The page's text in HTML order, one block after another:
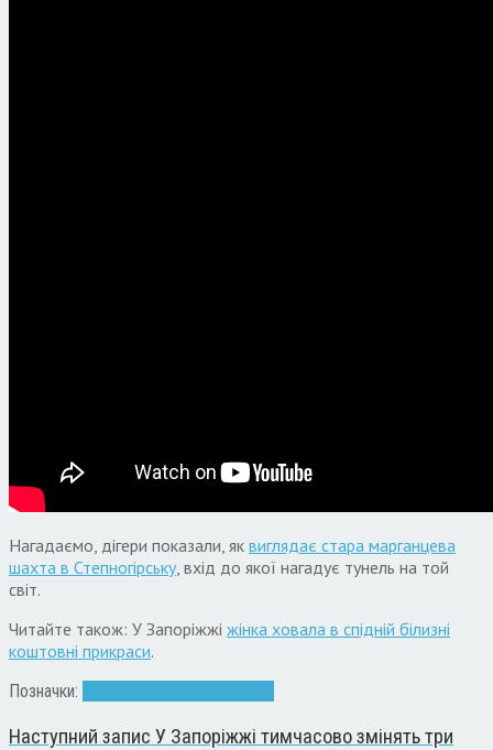
Нагадаємо, дігери показали, як виглядає стара марганцева
шахта в Степногірську, вхід до якої нагадує тунель на той
світ.
Читайте також: У Запоріжжі жінка ховала в спідній білизні
коштовні прикраси.
Позначки:
Наступний запис У Запоріжжі тимчасово змінять три